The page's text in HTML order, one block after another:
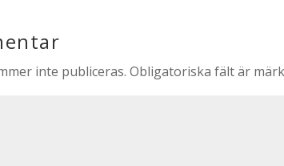
inte publiceras. Obligatoriska fält är